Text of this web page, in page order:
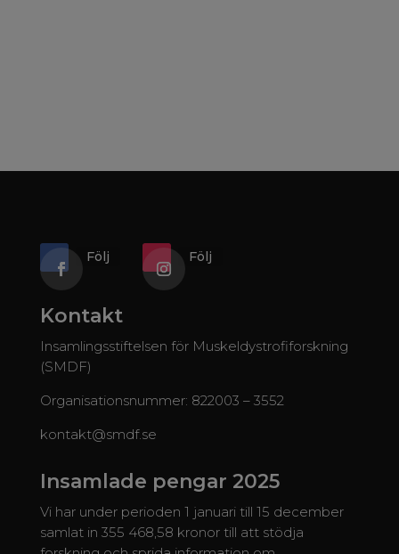
Följ Följ
Kontakt
Insamlingsstiftelsen för Muskeldystrofiforskning
(SMDF)
Organisationsnummer: 822003 – 3552
kontakt@smdf.se
Insamlade pengar 2025
Vi har under perioden 1 januari till 15 december
samlat in 355 468,58 kronor till att stödja